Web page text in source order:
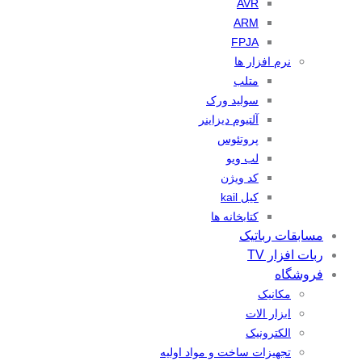
AVR
ARM
FPJA
نرم افزار ها
متلب
سولید ورک
آلتیوم دیزاینر
پروتئوس
لب ویو
کد ویژن
کیل kail
کتابخانه ها
مسابقات رباتیک
ربات افزار TV
فروشگاه
مکانیک
ابزار الات
الکترونیک
تجهیزات ساخت و مواد اولیه